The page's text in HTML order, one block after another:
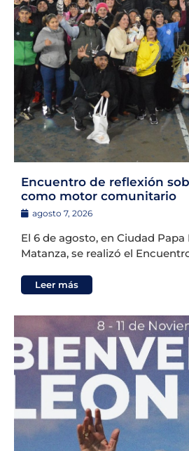
Encuentro de reflexión
como motor comunitario
agosto 7, 2026
El 6 de agosto, en Ciudad Papa
Matanza, se realizó el
Leer más